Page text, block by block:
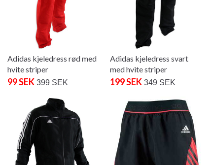
Adidas kjeledress rød med
hvite striper
99 SEK 399 SEK
Adidas kjeledress svart
med hvite striper
199 SEK 349 SEK